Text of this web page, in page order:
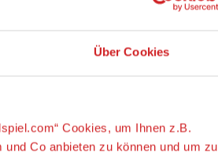
Über Cookies
Cookies, um Ihnen z.B.
Co anbieten zu können und um zu